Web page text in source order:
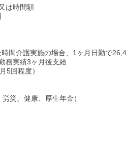
は時間額
間介護実施の場合、1ヶ月日勤で
務実績3ヶ月後支給
5回程度）
災、健康、厚生年金）